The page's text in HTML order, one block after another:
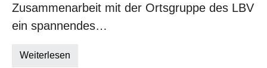
Zusammenarbeit mit der Ortsgruppe des LBV
ein spannendes…
Weiterlesen